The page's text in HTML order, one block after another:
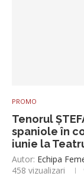
PROMO
Tenorul
spaniole în
iunie la
Autor: Echipa
458 vizualizari